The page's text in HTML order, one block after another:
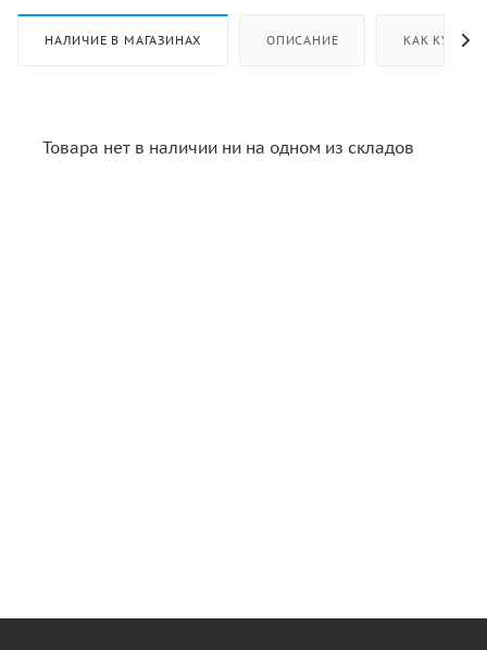
НАЛИЧИЕ В МАГАЗИНАХ ОПИСАНИЕ КАК КУПИТЬ
Товара нет в наличии ни на одном из складов